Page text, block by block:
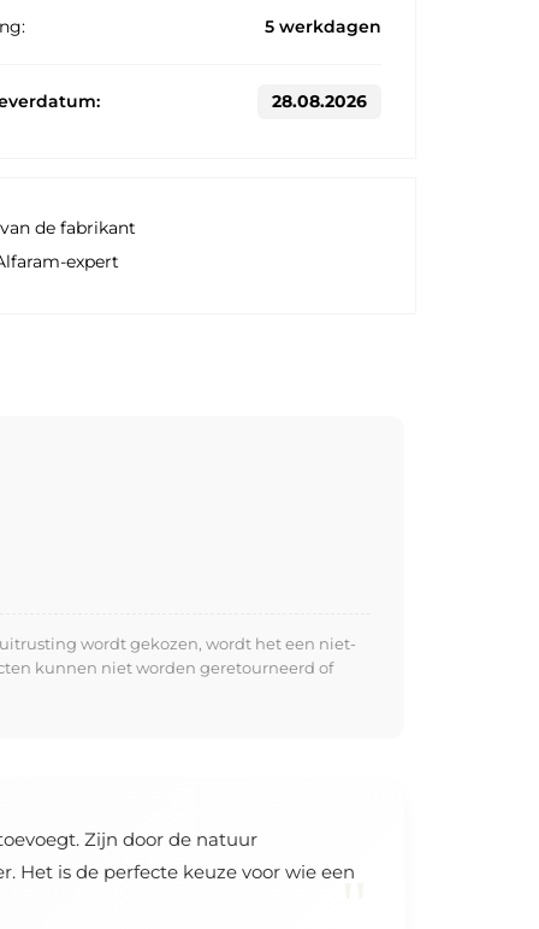
5 werkdagen
28.08.2026
de fabrikant
expert
wordt gekozen, wordt het een niet-
kunnen niet worden geretourneerd of
Zijn door de natuur
Het is de perfecte keuze voor wie een